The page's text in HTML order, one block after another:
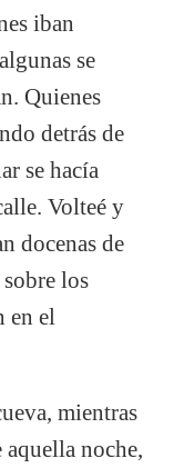
iban
se
Quienes
detrás de
se hacía
Volteé y
docenas de
los
en el
mientras
noche,